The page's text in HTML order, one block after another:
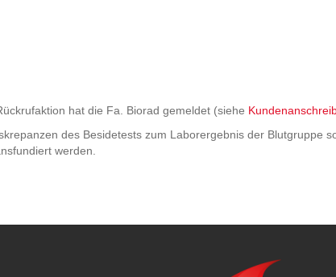
hat die Fa. Biorad gemeldet (siehe
des Besidetests zum Laborergebnis der Blutgruppe
werden.